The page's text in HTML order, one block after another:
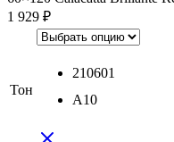
1 929 ₽
Тон
210601
A10